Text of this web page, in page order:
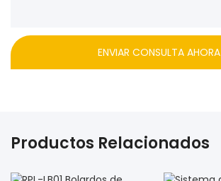
ENVIAR CONSULTA AHORA
Productos Relacionados